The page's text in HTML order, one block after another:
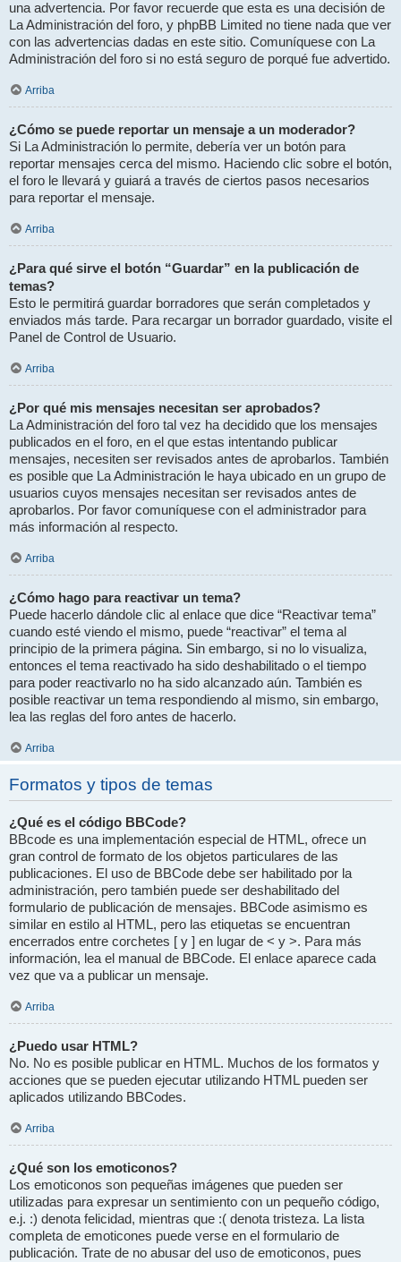
una advertencia. Por favor recuerde que esta es una decisión de
La Administración del foro, y phpBB Limited no tiene nada que ver
con las advertencias dadas en este sitio. Comuníquese con La
Administración del foro si no está seguro de porqué fue advertido.
Arriba
¿Cómo se puede reportar un mensaje a un moderador?
Si La Administración lo permite, debería ver un botón para
reportar mensajes cerca del mismo. Haciendo clic sobre el botón,
el foro le llevará y guiará a través de ciertos pasos necesarios
para reportar el mensaje.
Arriba
¿Para qué sirve el botón “Guardar” en la publicación de
temas?
Esto le permitirá guardar borradores que serán completados y
enviados más tarde. Para recargar un borrador guardado, visite el
Panel de Control de Usuario.
Arriba
¿Por qué mis mensajes necesitan ser aprobados?
La Administración del foro tal vez ha decidido que los mensajes
publicados en el foro, en el que estas intentando publicar
mensajes, necesiten ser revisados antes de aprobarlos. También
es posible que La Administración le haya ubicado en un grupo de
usuarios cuyos mensajes necesitan ser revisados antes de
aprobarlos. Por favor comuníquese con el administrador para
más información al respecto.
Arriba
¿Cómo hago para reactivar un tema?
Puede hacerlo dándole clic al enlace que dice “Reactivar tema”
cuando esté viendo el mismo, puede “reactivar” el tema al
principio de la primera página. Sin embargo, si no lo visualiza,
entonces el tema reactivado ha sido deshabilitado o el tiempo
para poder reactivarlo no ha sido alcanzado aún. También es
posible reactivar un tema respondiendo al mismo, sin embargo,
lea las reglas del foro antes de hacerlo.
Arriba
Formatos y tipos de temas
¿Qué es el código BBCode?
BBcode es una implementación especial de HTML, ofrece un
gran control de formato de los objetos particulares de las
publicaciones. El uso de BBCode debe ser habilitado por la
administración, pero también puede ser deshabilitado del
formulario de publicación de mensajes. BBCode asimismo es
similar en estilo al HTML, pero las etiquetas se encuentran
encerrados entre corchetes [ y ] en lugar de < y >. Para más
información, lea el manual de BBCode. El enlace aparece cada
vez que va a publicar un mensaje.
Arriba
¿Puedo usar HTML?
No. No es posible publicar en HTML. Muchos de los formatos y
acciones que se pueden ejecutar utilizando HTML pueden ser
aplicados utilizando BBCodes.
Arriba
¿Qué son los emoticonos?
Los emoticonos son pequeñas imágenes que pueden ser
utilizadas para expresar un sentimiento con un pequeño código,
e.j. :) denota felicidad, mientras que :( denota tristeza. La lista
completa de emoticones puede verse en el formulario de
publicación. Trate de no abusar del uso de emoticonos, pues